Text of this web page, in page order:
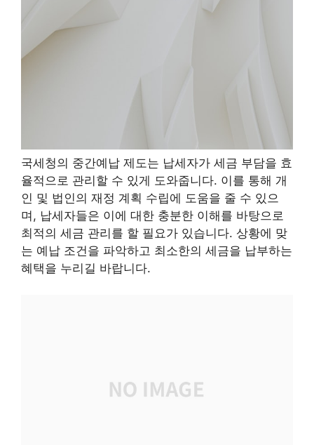
국세청의 중간예납 제도는 납세자가 세금 부담을 효
율적으로 관리할 수 있게 도와줍니다. 이를 통해 개
인 및 법인의 재정 계획 수립에 도움을 줄 수 있으
며, 납세자들은 이에 대한 충분한 이해를 바탕으로
최적의 세금 관리를 할 필요가 있습니다. 상황에 맞
는 예납 조건을 파악하고 최소한의 세금을 납부하는
혜택을 누리길 바랍니다.